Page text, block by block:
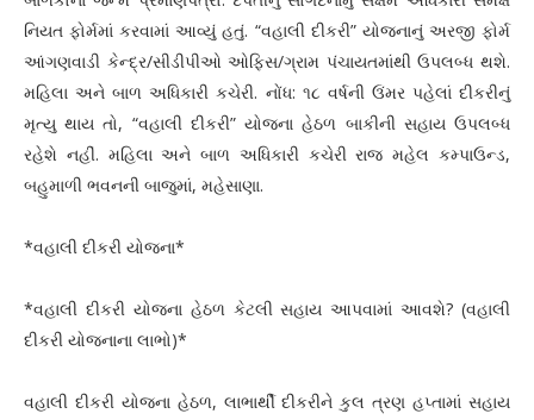
નિયત ફોર્મમાં કરવામાં આવ્યું હતું. “વહાલી દીકરી” યોજનાનું અરજી ફોર્મ
આંગણવાડી કેન્દ્ર/સીડીપીઓ ઓફિસ/ગ્રામ પંચાયતમાંથી ઉપલબ્ધ થશે.
મહિલા અને બાળ અધિકારી કચેરી. નોંધ: ૧૮ વર્ષની ઉંમર પહેલાં દીકરીનું
મૃત્યુ થાય તો, “વહાલી દીકરી” યોજના હેઠળ બાકીની સહાય ઉપલબ્ધ
રહેશે નહીં. મહિલા અને બાળ અધિકારી કચેરી રાજ મહેલ કમ્પાઉન્ડ,
બહુમાળી ભવનની બાજુમાં, મહેસાણા.
*વહાલી દીકરી યોજના*
*વહાલી દીકરી યોજના હેઠળ કેટલી સહાય આપવામાં આવશે? (વહાલી
દીકરી યોજનાના લાભો)*
વહાલી દીકરી યોજના હેઠળ, લાભાર્થી દીકરીને કુલ ત્રણ હપ્તામાં સહાય